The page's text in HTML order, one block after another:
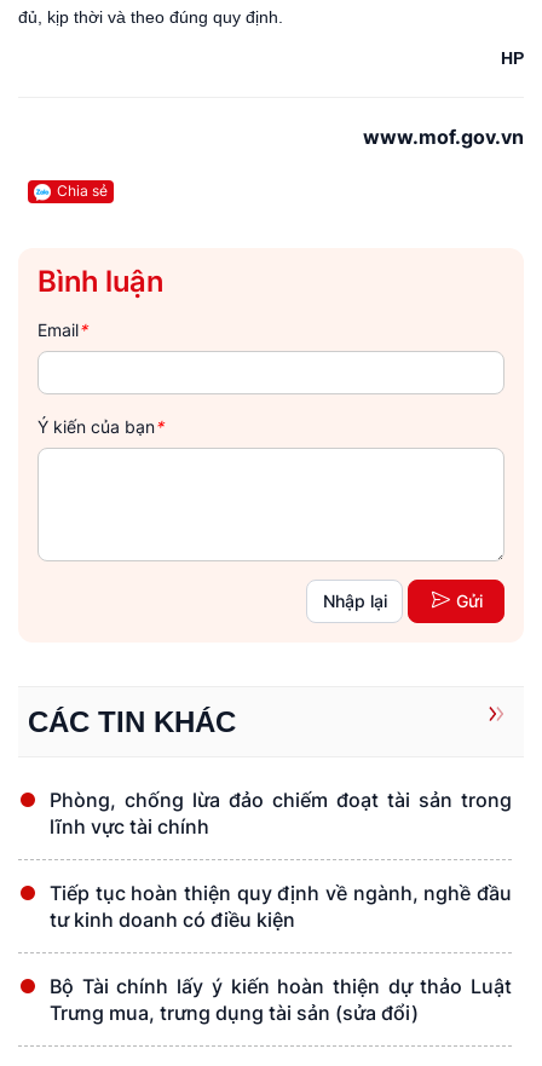
đủ, kịp thời và theo đúng quy định.
HP
www.mof.gov.vn
Chia sẻ
Bình luận
Email*
Ý kiến của bạn*
Nhập lại Gửi
CÁC TIN KHÁC
Phòng, chống lừa đảo chiếm đoạt tài sản trong
lĩnh vực tài chính
Tiếp tục hoàn thiện quy định về ngành, nghề đầu
tư kinh doanh có điều kiện
Bộ Tài chính lấy ý kiến hoàn thiện dự thảo Luật
Trưng mua, trưng dụng tài sản (sửa đổi)